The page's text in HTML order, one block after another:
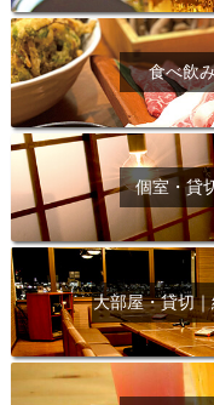
食べ飲
個室・貸
大部屋・貸切